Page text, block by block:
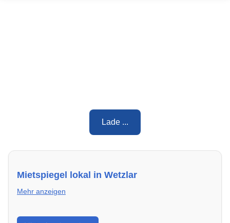
Lade ...
Mietspiegel lokal in Wetzlar
Mehr anzeigen
Erhalte einen Überblick über die aktuellen Mietpreise